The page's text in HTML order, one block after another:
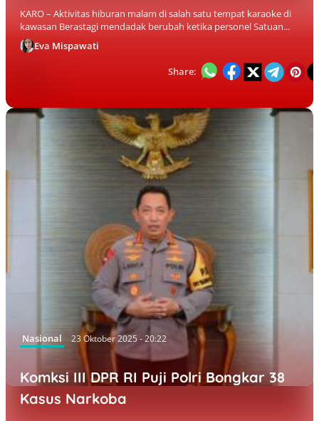
KARO – Aktivitas hiburan malam di salah satu tempat karaoke di
kawasan Berastagi mendadak berubah ketika personel Satuan...
Eva Mispawati
Share:
Nasional 23 Oktober 2025 - 20:22
Komksi III DPR RI Puji Polri Bongkar 38
Kasus Narkoba